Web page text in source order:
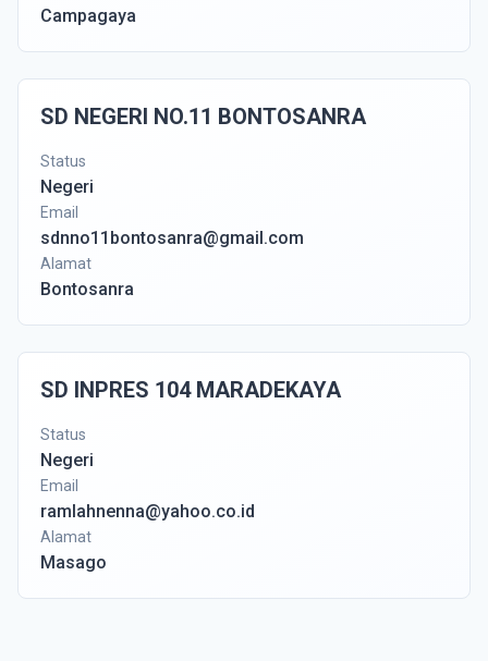
Campagaya
SD NEGERI NO.11 BONTOSANRA
Status
Negeri
Email
sdnno11bontosanra@gmail.com
Alamat
Bontosanra
SD INPRES 104 MARADEKAYA
Status
Negeri
Email
ramlahnenna@yahoo.co.id
Alamat
Masago